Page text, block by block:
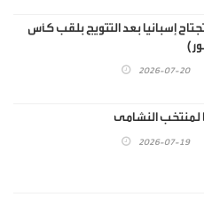
إسبانيا بعد التتويج بلقب كأس
2026-07-20
لمنتخب النشامى
2026-07-19